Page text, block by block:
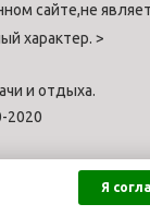
Я
сайте,не
характер. >
и отдыха.
2020